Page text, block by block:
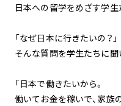
日本への留学をめざす学生
「なぜ日本に行きたいの？」
そんな質問を学生たちに聞
「日本で働きたいから。
働いてお金を稼いで、家族